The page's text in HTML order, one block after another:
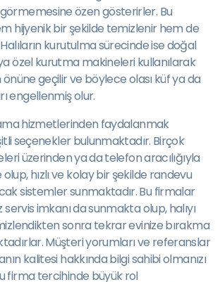
özen gösterirler. Bu
hijyenik bir şekilde temizlenir hem de
kurutulma sürecinde ise doğal
özel kurutma makineleri kullanılarak
önüne geçilir ve böylece olası küf ya da
engellenmiş olur.
hizmetlerinden faydalanmak
seçenekler bulunmaktadır. Birçok
üzerinden ya da telefon aracılığıyla
hızlı ve kolay bir şekilde randevu
sistemler sunmaktadır. Bu firmalar
imkanı da sunmakta olup, halıyı
sonra tekrar evinize bırakma
Müşteri yorumları ve referanslar
kalitesi hakkında bilgi sahibi olmanızı
firma tercihinde büyük rol